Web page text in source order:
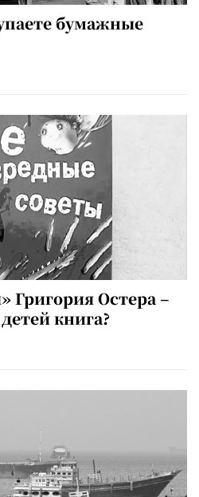
бумажные
Григория Остера –
книга?